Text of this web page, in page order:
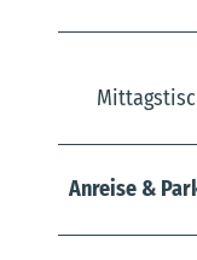
Anreise &